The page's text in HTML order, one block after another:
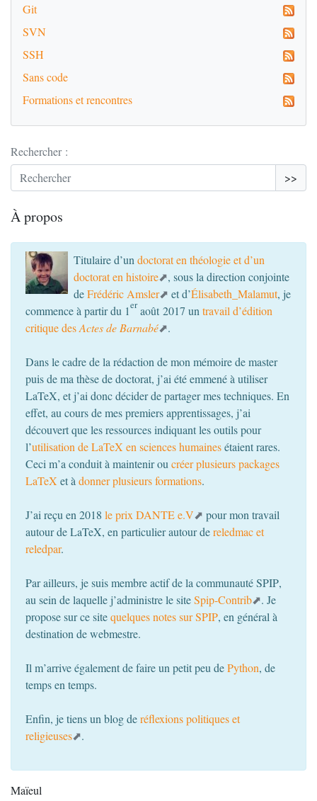
Git
SVN
SSH
Sans code
Formations et rencontres
Rechercher :
>>
À propos
Titulaire d’un doctorat en théologie et d’un
doctorat en histoire
, sous la direction conjointe
deFrédéric Amsler et d’Élisabeth_Malamut, je
commence à partir du 1er août 2017 un travail d’édition
critique desActes de Barnabé .
Dans le cadre de la rédaction de mon mémoire de master
puis de ma thèse de doctorat, j’ai été emmené à utiliser
LaTeX, et j’ai donc décider de partager mes techniques. En
effet, au cours de mes premiers apprentissages, j’ai
découvert que les ressources indiquant les outils pour
l’utilisation de LaTeX en sciences humainesétaient rares.
Ceci m’a conduit à maintenir ou créer plusieurs packages
LaTeX et à donner plusieurs formations.
J’ai reçu en 2018 le prix DANTEe.V
pour mon travail
autour de LaTeX, en particulier autour dereledmac et
reledpar.
Par ailleurs, je suis membre actif de la communautéSPIP,
au sein de laquelle j’administre le siteSpip-Contrib
. Je
propose sur ce sitequelques notes surSPIP, en général à
destination de webmestre.
Il m’arrive également de faire un petit peu dePython, de
temps en temps.
Enfin, je tiens un blog deréflexions politiques et
religieuses
.
Maïeul